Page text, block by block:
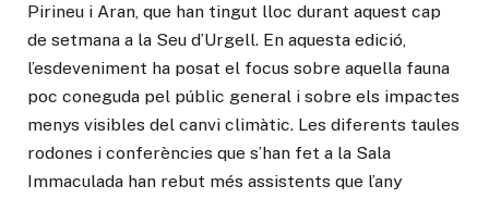
Pirineu i Aran, que han tingut lloc durant aquest cap
de setmana a la Seu d’Urgell. En aquesta edició,
l’esdeveniment ha posat el focus sobre aquella fauna
poc coneguda pel públic general i sobre els impactes
menys visibles del canvi climàtic. Les diferents taules
rodones i conferències que s’han fet a la Sala
Immaculada han rebut més assistents que l’any